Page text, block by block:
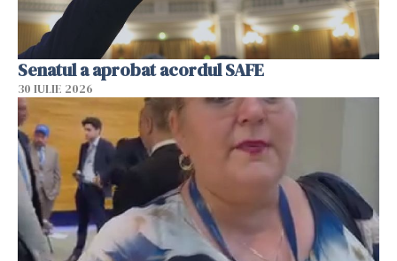
Senatul a aprobat acordul SAFE
30 IULIE 2026